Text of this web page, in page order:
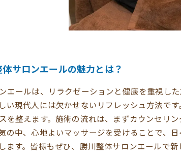
サロンエールの魅力とは？
エールは、リラクゼーションと健康を重視し
い現代人には欠かせないリフレッシュ方法で
を整えます。施術の流れは、まずカウンセリ
の中、心地よいマッサージを受けることで、
ます。皆様もぜひ、勝川整体サロンエールで